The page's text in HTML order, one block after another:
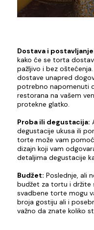
Dostava i
kako će se torta
pažljivo i bez
dostave unapred
potrebno napomenuti
restorana na vašem
protekne glatko.
Proba ili degustacija:
degustacije ukusa ili
torte može vam
dizajn koji vam
detaljima degustacije
Budžet: Poslednje, ali
budžet za tortu i držite
svadbene torte mogu
broja gostiju ali i
važno da znate koliko